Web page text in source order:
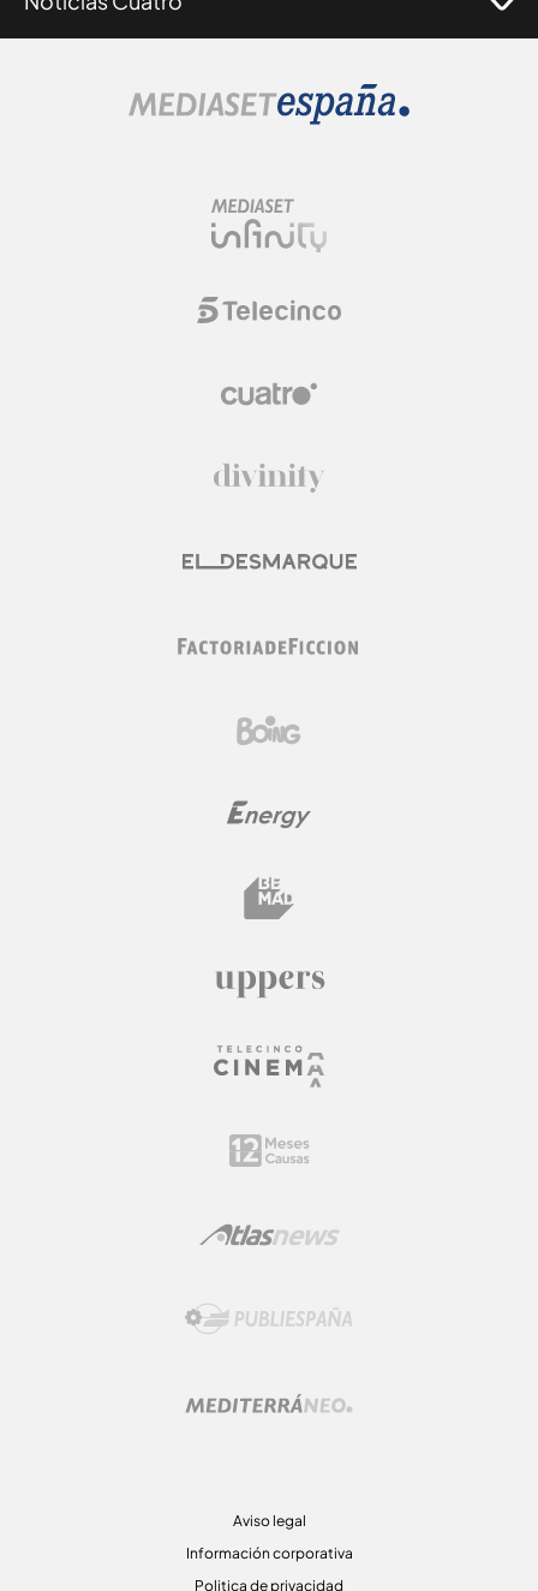
Aviso legal
Información corporativa
Politica de privacidad